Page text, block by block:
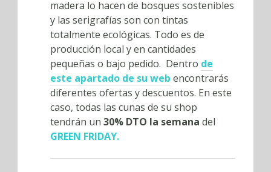
madera lo hacen de bosques sostenibles
y las serigrafías son con tintas
totalmente ecológicas. Todo es de
producción local y en cantidades
pequeñas o bajo pedido. Dentro de
este apartado de su web encontrarás
diferentes ofertas y descuentos. En este
caso, todas las cunas de su shop
tendrán un 30% DTO la semana del
GREEN FRIDAY.